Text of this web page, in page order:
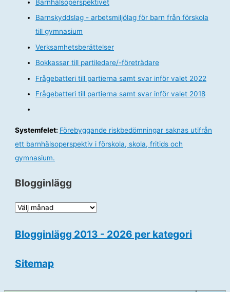
Barnhälsoperspektivet
Barnskyddslag - arbetsmiljölag för barn från förskola
till gymnasium
Verksamhetsberättelser
Bokkassar till partiledare/-företrädare
Frågebatteri till partierna samt svar inför valet 2022
Frågebatteri till partierna samt svar inför valet 2018
Systemfelet: Förebyggande riskbedömningar saknas utifrån
ett barnhälsoperspektiv i förskola, skola, fritids och
gymnasium.
Blogginlägg
B
o
g
n
Blogginlägg 2013 - 2026 per kategori
Sitemap